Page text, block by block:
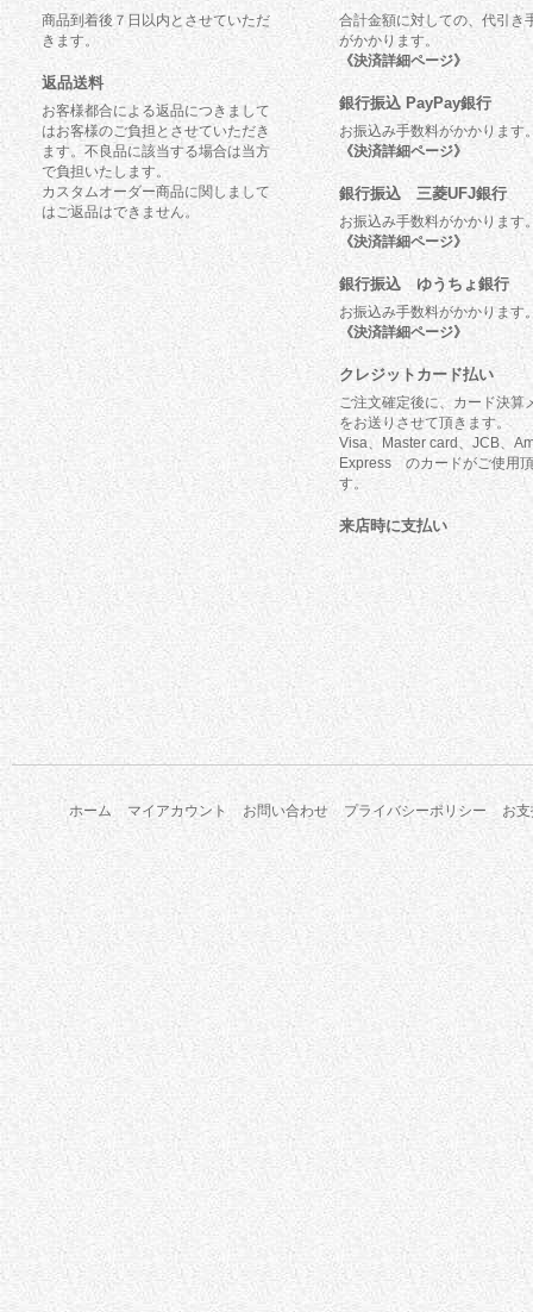
商品到着後７日以内とさせていただ
きます。
返品送料
お客様都合による返品につきまして
はお客様のご負担とさせていただき
ます。不良品に該当する場合は当方
で負担いたします。
カスタムオーダー商品に関しまして
はご返品はできません。
合計金額に対しての、代引き
がかかります。
《決済詳細ページ》
銀行振込 PayPay銀行
お振込み手数料がかかります
《決済詳細ページ》
銀行振込 三菱UFJ銀行
お振込み手数料がかかります
《決済詳細ページ》
銀行振込 ゆうちょ銀行
お振込み手数料がかかります
《決済詳細ページ》
クレジットカード払い
ご注文確定後に、カード決算
をお送りさせて頂きます。
Visa、Master card、JCB、
Express のカードがご使用
す。
来店時に支払い
ホーム マイアカウント お問い合わせ プライバシーポリシー お